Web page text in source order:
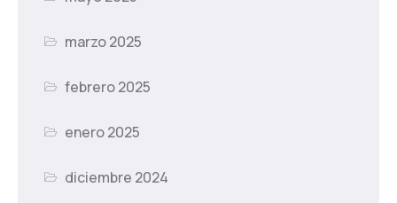
marzo 2025
febrero 2025
enero 2025
diciembre 2024